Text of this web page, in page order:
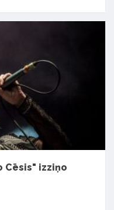
Cēsis" izziņo